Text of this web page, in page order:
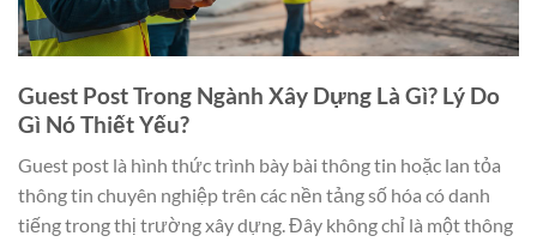
Guest Post Trong Ngành Xây Dựng Là Gì? Lý Do
Gì Nó Thiết Yếu?
Guest post là hình thức trình bày bài thông tin hoặc lan tỏa
thông tin chuyên nghiệp trên các nền tảng số hóa có danh
tiếng trong thị trường xây dựng. Đây không chỉ là một thông